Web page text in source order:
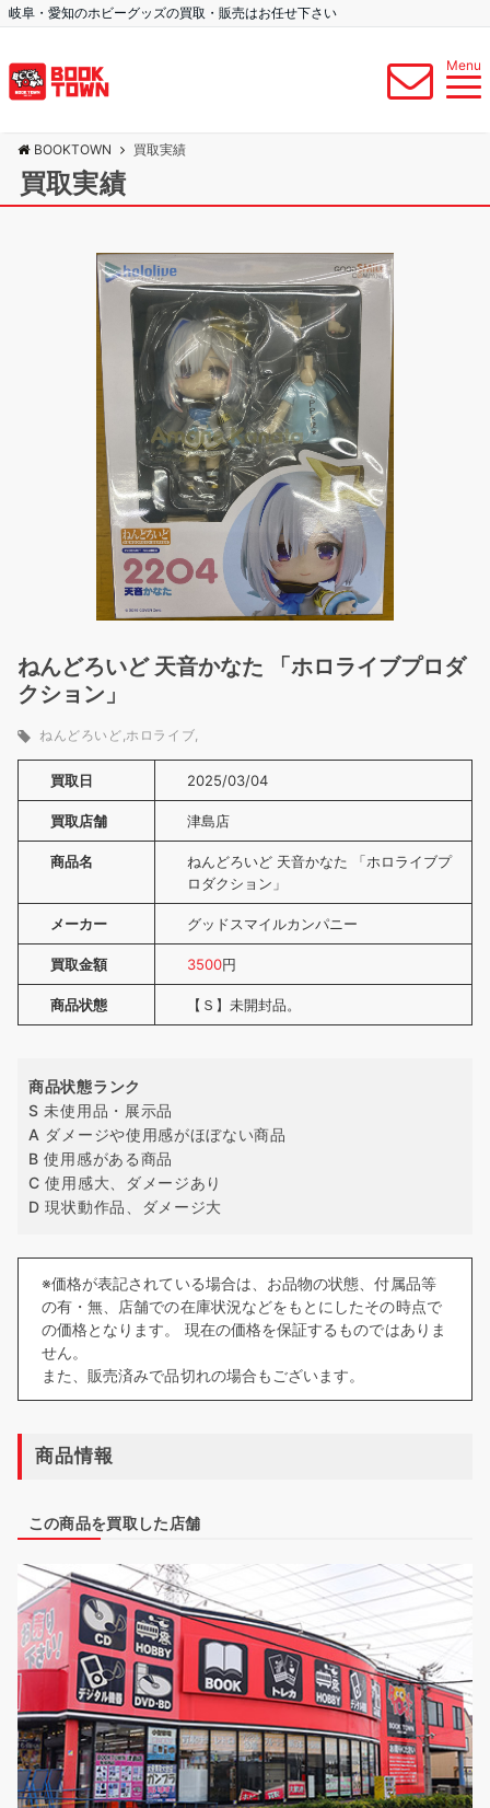
岐阜・愛知のホビーグッズの買取・販売はお任せ下さい
Menu
BOOKTOWN 買取実績
買取実績
ねんどろいど 天音かなた 「ホロライブプロダ
クション」
ねんどろいど ホロライブ
買取日 2025/03/04
買取店舗 津島店
商品名
ねんどろいど 天音かなた 「ホロライブプ
ロダクション」
メーカー グッドスマイルカンパニー
買取金額 3500円
商品状態 【Ｓ】未開封品。
商品状態ランク
S 未使用品・展示品
A ダメージや使用感がほぼない商品
B 使用感がある商品
C 使用感大、ダメージあり
D 現状動作品、ダメージ大
※価格が表記されている場合は、お品物の状態、付属品等
の有・無、店舗での在庫状況などをもとにしたその時点で
の価格となります。 現在の価格を保証するものではありま
せん。
また、販売済みで品切れの場合もございます。
商品情報
この商品を買取した店舗